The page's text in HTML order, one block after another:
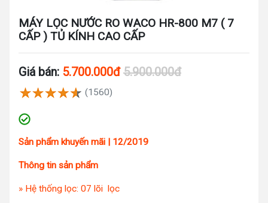
MÁY LỌC NƯỚC RO WACO HR-800 M7 ( 7
CẤP ) TỦ KÍNH CAO CẤP
Giá bán: 5.700.000đ 5.900.000đ
(1560)
Sản phẩm khuyến mãi | 12/2019
Thông tin sản phẩm
» Hệ thống lọc: 07 lõi lọc